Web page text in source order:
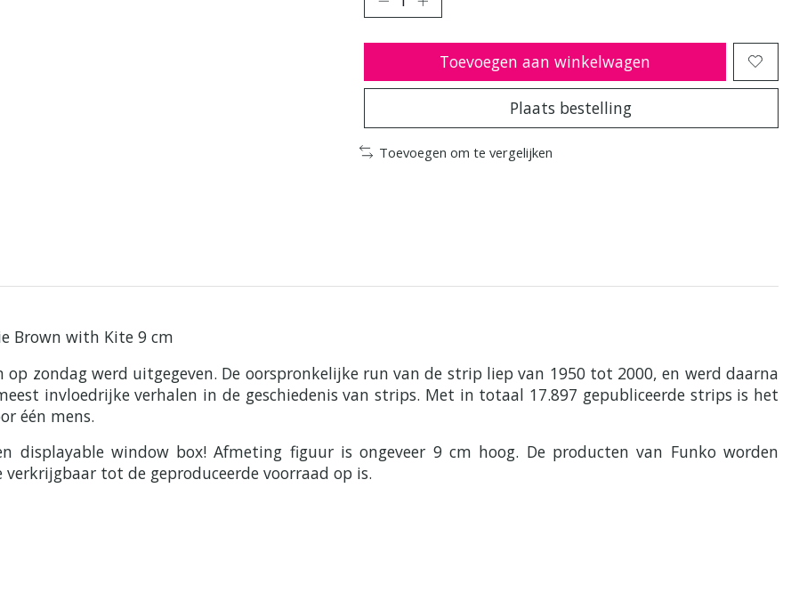
Toevoegen aan winkelwagen
Plaats bestelling
Toevoegen om te vergelijken
Brown with Kite 9 cm
op zondag werd uitgegeven. De oorspronkelijke run van de strip liep van 1950 tot 2000, en werd daarna
invloedrijke verhalen in de geschiedenis van strips. Met in totaal 17.897 gepubliceerde strips is het
één mens.
displayable window box! Afmeting figuur is ongeveer 9 cm hoog. De producten van Funko worden
tot de geproduceerde voorraad op is.